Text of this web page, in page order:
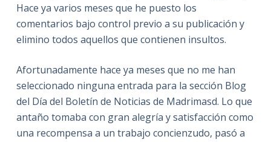
Hace ya varios meses que he puesto los
comentarios bajo control previo a su publicación y
elimino todos aquellos que contienen insultos.
Afortunadamente hace ya meses que no me han
seleccionado ninguna entrada para la sección Blog
del Día del Boletín de Noticias de Madrimasd. Lo que
antaño tomaba con gran alegría y satisfacción como
una recompensa a un trabajo concienzudo, pasó a